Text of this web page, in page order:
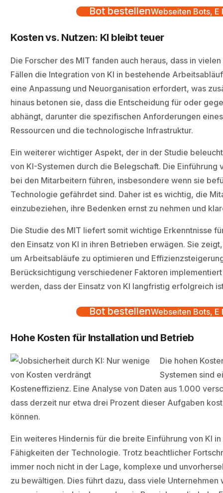
Bot bestellenWebseiten Bots, E
Kosten vs. Nutzen: KI bleibt teuer
Die Forscher des MIT fanden auch heraus, dass in vielen
Fällen die Integration von KI in bestehende
eine Anpassung und Neuorganisation erfordert, was
hinaus betonen sie, dass die Entscheidung für oder
abhängt, darunter die spezifischen Anforderungen
Ressourcen und die technologische Infrastruktur.
Ein weiterer wichtiger Aspekt, der in der Studie
von KI-Systemen durch die Belegschaft. Die Einführung
bei den Mitarbeitern führen, insbesondere wenn sie
Technologie gefährdet sind. Daher ist es wichtig, die
einzubeziehen, ihre Bedenken ernst zu nehmen und
Die Studie des MIT liefert somit wichtige Erkenntnisse
den Einsatz von KI in ihren Betrieben erwägen. Sie
um Arbeitsabläufe zu optimieren und
Berücksichtigung verschiedener Faktoren
werden, dass der Einsatz von KI langfristig erfolgreich
Bot bestellenWebseiten Bots, E
Hohe Kosten für Installation und Betrieb
Die hohen
Systemen sind
Kosteneffizienz. Eine Analyse von Daten aus 1.000
dass derzeit nur etwa drei Prozent dieser Aufgaben
können.
Ein weiteres Hindernis für die breite Einführung von KI
Fähigkeiten der Technologie. Trotz beachtlicher
immer noch nicht in der Lage, komplexe und
zu bewältigen. Dies führt dazu, dass viele